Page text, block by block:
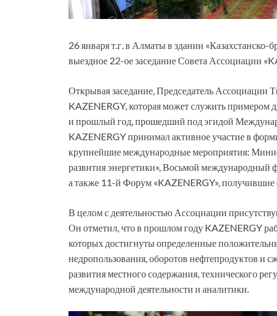
26 января т.г. в Алматы в здании «Казахстанско-
выездное 22-ое заседание Совета Ассоциации
Открывая заседание, Председатель
KAZENERGY, которая может служить примером
и прошлый год, прошедший под эгидой
KAZENERGY принимал активное участие в
крупнейшие международные мероприятия:
развития энергетики», Восьмой международный
а также 11-й Форум «KAZENERGY»,
В целом с деятельностью Ассоциации
Он отметил, что в прошлом году KAZENERGY
которых достигнуты определенные
недропользования, оборотов нефтепродуктов и
развития местного содержания, технического
международной деятельности и аналитики.